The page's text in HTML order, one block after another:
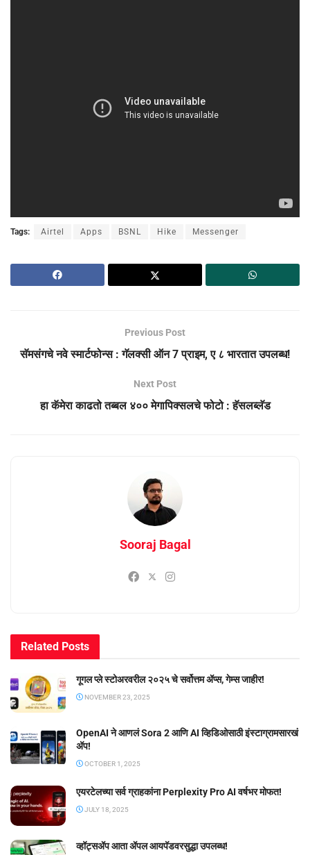
Tags: Airtel Apps BSNL Hike Messenger
Previous Post
सॅमसंगचे नवे स्मार्टफोन्स : गॅलक्सी ऑन 7 प्राइम, ए ८ भारतात उपलब्ध!
Next Post
हा कॅमेरा काढतो तब्बल ४०० मेगापिक्सलचे फोटो : हॅसलब्लॅड
Sooraj Bagal
Related Posts
गूगल प्ले स्टोअरवरील २०२५ चे सर्वोत्तम ॲप्स, गेम्स जाहीर!
NOVEMBER 23, 2025
OpenAI ने आणलं Sora 2 आणि AI व्हिडिओसाठी इंस्टाग्रामसारखं
अ‍ॅप!
OCTOBER 1, 2025
एयरटेलच्या सर्व ग्राहकांना Perplexity Pro AI वर्षभर मोफत!
JULY 18, 2025
व्हॉट्सॲप आता ॲपल आयपॅडवरसुद्धा उपलब्ध!